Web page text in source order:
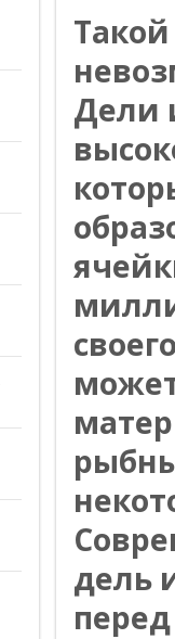
Дели
дель